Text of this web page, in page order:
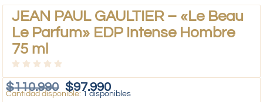
JEAN PAUL GAULTIER – «Le Beau
Le Parfum» EDP Intense Hombre
75 ml
$110.990 $97.990
1 disponibles